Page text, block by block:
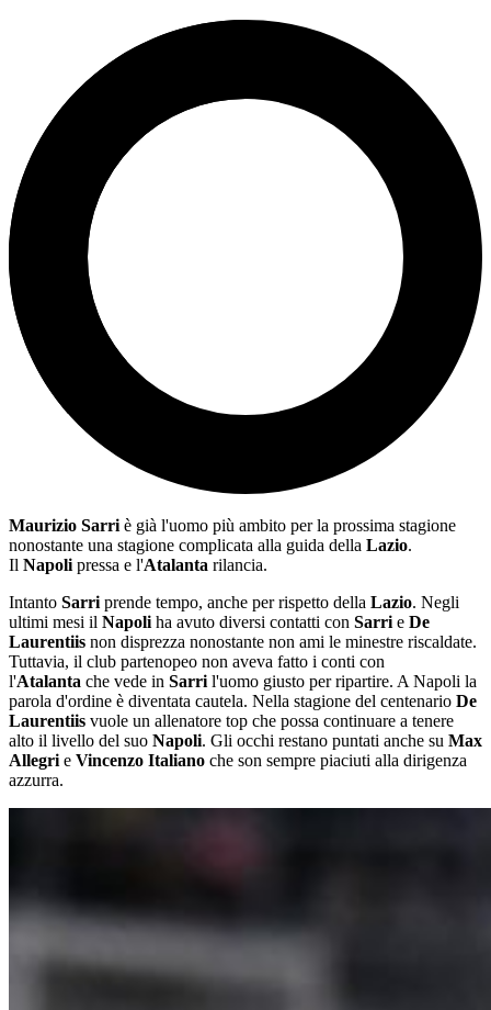
Maurizio Sarri è già l'uomo più ambito per la prossima stagione
nonostante una stagione complicata alla guida della Lazio.
Il Napoli pressa e l'Atalanta rilancia.
Intanto Sarri prende tempo, anche per rispetto della Lazio. Negli
ultimi mesi il Napoli ha avuto diversi contatti con Sarri e De
Laurentiis non disprezza nonostante non ami le minestre riscaldate.
Tuttavia, il club partenopeo non aveva fatto i conti con
l'Atalanta che vede in Sarri l'uomo giusto per ripartire. A Napoli la
parola d'ordine è diventata cautela. Nella stagione del centenario De
Laurentiis vuole un allenatore top che possa continuare a tenere
alto il livello del suo Napoli. Gli occhi restano puntati anche su Max
Allegri e Vincenzo Italiano che son sempre piaciuti alla dirigenza
azzurra.